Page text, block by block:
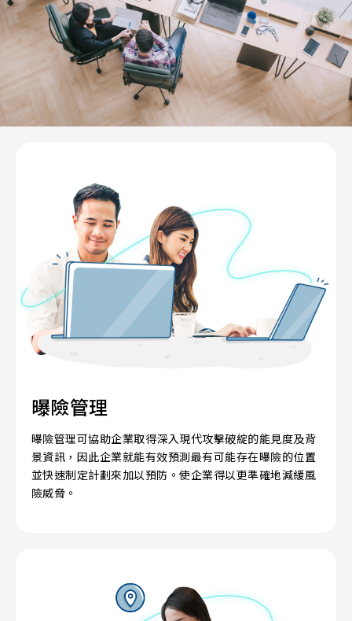
曝險管理
曝險管理可協助企業取得深入現代攻擊破綻的能見度及背
景資訊，因此企業就能有效預測最有可能存在曝險的位置
並快速制定計劃來加以預防。使企業得以更準確地減緩風
險威脅。